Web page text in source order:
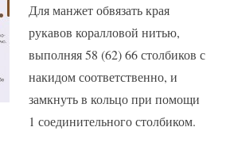
Для манжет обвязать края
рукавов коралловой нитью,
выполняя 58 (62) 66 столбиков с
накидом соответственно, и
замкнуть в кольцо при помощи
1 соединительного столбиком.